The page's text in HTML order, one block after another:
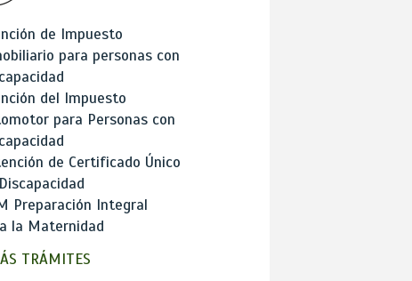
de Impuesto
para personas con
del Impuesto
para Personas con
de Certificado Único
Preparación Integral
la Maternidad
TRÁMITES